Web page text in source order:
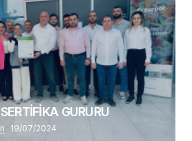
GURURU
19/07/2024